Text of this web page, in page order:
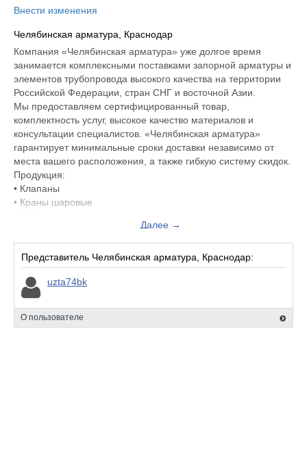
Внести изменения
Челябинская арматура, Краснодар
Компания «Челябинская арматура» уже долгое время
занимается комплексными поставками запорной арматуры и
элементов трубопровода высокого качества на территории
Российской Федерации, стран СНГ и восточной Азии.
Мы предоставляем сертифицированный товар,
комплектность услуг, высокое качество материалов и
консультации специалистов. «Челябинская арматура»
гарантирует минимальные сроки доставки независимо от
места вашего расположения, а также гибкую систему скидок.
Продукция:
• Клапаны
• Краны шаровые
• Задвижки
• Фланцы
• Заглушки
• Фитинги
• Запорно-регулирующая арматура
• Электроприводы к задвижкам
Далее →
Представитель Челябинская арматура, Краснодар:
uzta74bk
О пользователе